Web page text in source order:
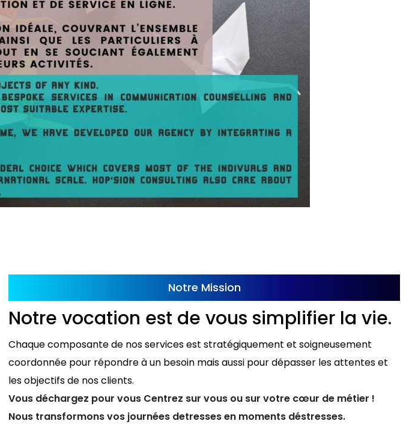
Notre Mission
Notre vocation est de vous simplifier la vie.
Chaque composante de nos services est stratégiquement et soigneusement
coordonnée pour répondre à un besoin mais aussi pour dépasser les attentes et
les objectifs de nos clients.
Vous déchargez pour vous Centrez sur vous ou sur votre cœur de métier !
Nous transformons vos journées detresses en moments déstresses.